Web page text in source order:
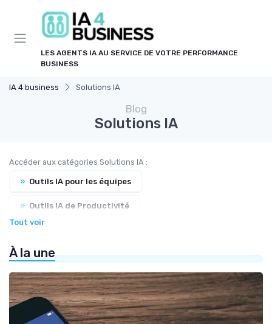
LES AGENTS IA AU SERVICE DE VOTRE PERFORMANCE
BUSINESS
IA 4 business Solutions IA
Blog
Solutions IA
Accéder aux catégories Solutions IA :
» Outils IA pour les équipes
» Outils IA de Productivité
» Collaborations IA humains
» Contrôle de qualité via l’IA
» Agents IA pour les entreprises
Tout voir
À la une